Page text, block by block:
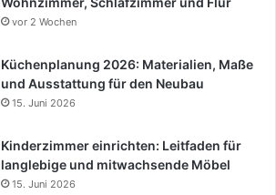
vor 2 Wochen
Küchenplanung 2026: Materialien, Maße
und Ausstattung für den Neubau
15. Juni 2026
Kinderzimmer einrichten: Leitfaden für
langlebige und mitwachsende Möbel
15. Juni 2026